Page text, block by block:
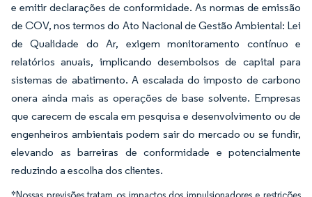
e emitir declarações de conformidade. As normas de emissão
de COV, nos termos do Ato Nacional de Gestão Ambiental: Lei
de Qualidade do Ar, exigem monitoramento contínuo e
relatórios anuais, implicando desembolsos de capital para
sistemas de abatimento. A escalada do imposto de carbono
onera ainda mais as operações de base solvente. Empresas
que carecem de escala em pesquisa e desenvolvimento ou de
engenheiros ambientais podem sair do mercado ou se fundir,
elevando as barreiras de conformidade e potencialmente
reduzindo a escolha dos clientes.